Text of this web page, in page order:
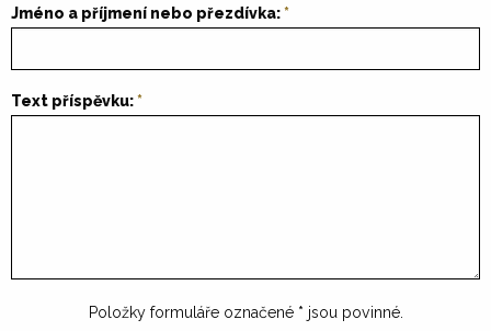
Jméno a příjmení nebo přezdívka:
Text příspěvku:
Položky formuláře označené * jsou povinné.